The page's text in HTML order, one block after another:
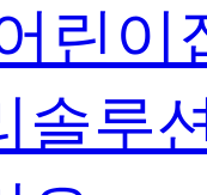
린이
솔루